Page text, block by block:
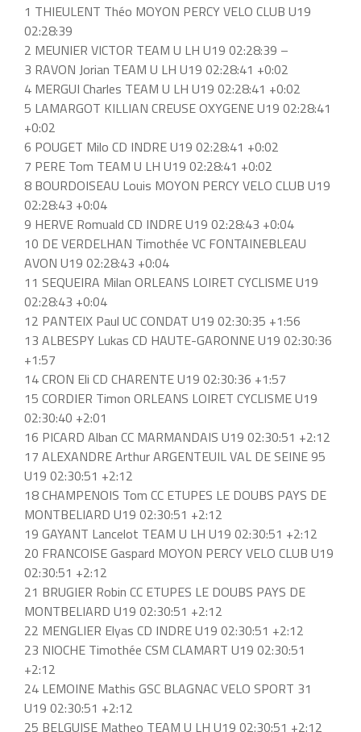
1 THIEULENT Théo MOYON PERCY VELO CLUB U19
02:28:39
2 MEUNIER VICTOR TEAM U LH U19 02:28:39 –
3 RAVON Jorian TEAM U LH U19 02:28:41 +0:02
4 MERGUI Charles TEAM U LH U19 02:28:41 +0:02
5 LAMARGOT KILLIAN CREUSE OXYGENE U19 02:28:41
+0:02
6 POUGET Milo CD INDRE U19 02:28:41 +0:02
7 PERE Tom TEAM U LH U19 02:28:41 +0:02
8 BOURDOISEAU Louis MOYON PERCY VELO CLUB U19
02:28:43 +0:04
9 HERVE Romuald CD INDRE U19 02:28:43 +0:04
10 DE VERDELHAN Timothée VC FONTAINEBLEAU
AVON U19 02:28:43 +0:04
11 SEQUEIRA Milan ORLEANS LOIRET CYCLISME U19
02:28:43 +0:04
12 PANTEIX Paul UC CONDAT U19 02:30:35 +1:56
13 ALBESPY Lukas CD HAUTE-GARONNE U19 02:30:36
+1:57
14 CRON Eli CD CHARENTE U19 02:30:36 +1:57
15 CORDIER Timon ORLEANS LOIRET CYCLISME U19
02:30:40 +2:01
16 PICARD Alban CC MARMANDAIS U19 02:30:51 +2:12
17 ALEXANDRE Arthur ARGENTEUIL VAL DE SEINE 95
U19 02:30:51 +2:12
18 CHAMPENOIS Tom CC ETUPES LE DOUBS PAYS DE
MONTBELIARD U19 02:30:51 +2:12
19 GAYANT Lancelot TEAM U LH U19 02:30:51 +2:12
20 FRANCOISE Gaspard MOYON PERCY VELO CLUB U19
02:30:51 +2:12
21 BRUGIER Robin CC ETUPES LE DOUBS PAYS DE
MONTBELIARD U19 02:30:51 +2:12
22 MENGLIER Elyas CD INDRE U19 02:30:51 +2:12
23 NIOCHE Timothée CSM CLAMART U19 02:30:51
+2:12
24 LEMOINE Mathis GSC BLAGNAC VELO SPORT 31
U19 02:30:51 +2:12
25 BELGUISE Matheo TEAM U LH U19 02:30:51 +2:12